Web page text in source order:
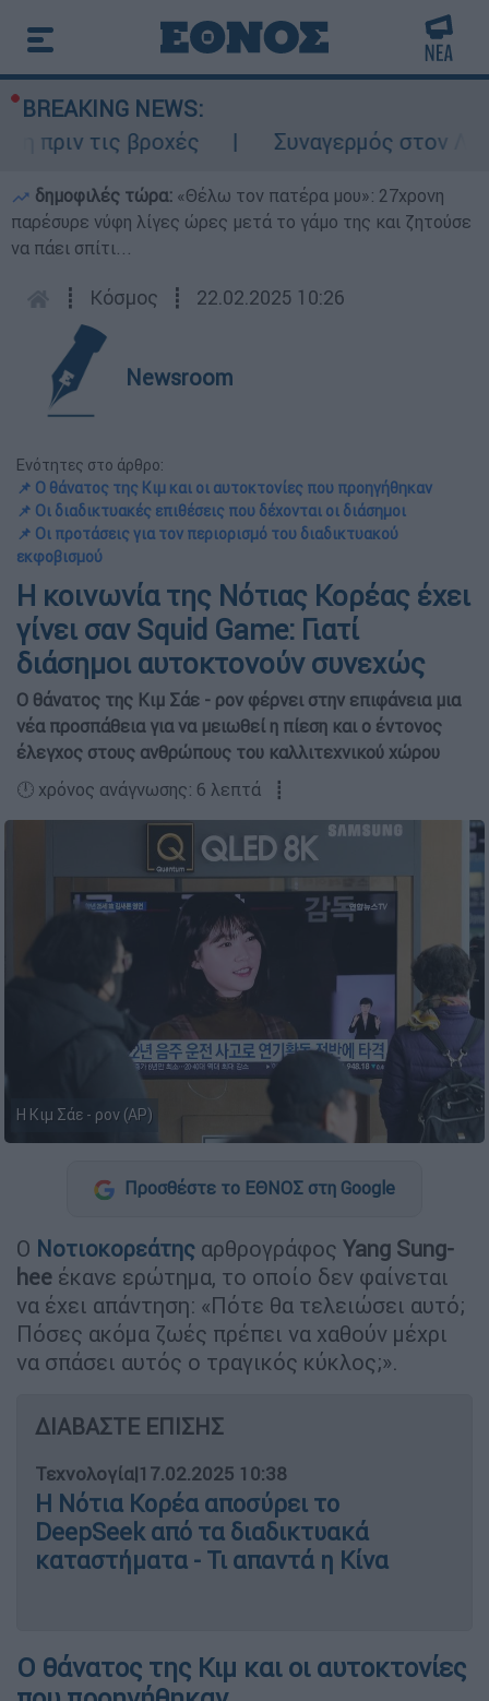
BREAKING NEWS:
τις βροχές
Συναγερμός στον
δημοφιλές τώρα: «Θέλω τον πατέρα μου»: 27χρονη
παρέσυρε νύφη λίγες ώρες μετά το γάμο της και ζητούσε
να πάει σπίτι...
┋ Κόσμος ┋ 22.02.2025 10:26
Newsroom
Ενότητες στο άρθρο:
📌 Ο θάνατος της Κιμ και οι αυτοκτονίες που προηγήθηκαν
📌 Οι διαδικτυακές επιθέσεις που δέχονται οι διάσημοι
📌 Οι προτάσεις για τον περιορισμό του διαδικτυακού
εκφοβισμού
Η κοινωνία της Νότιας Κορέας έχει
γίνει σαν Squid Game: Γιατί
διάσημοι αυτοκτονούν συνεχώς
Ο θάνατος της Κιμ Σάε - ρον φέρνει στην επιφάνεια μια
νέα προσπάθεια για να μειωθεί η πίεση και ο έντονος
έλεγχος στους ανθρώπους του καλλιτεχνικού χώρου
🕛 χρόνος ανάγνωσης: 6 λεπτά ┋
Η Κιμ Σάε - ρον (AP)
Προσθέστε το ΕΘΝΟΣ στη Google
Ο Νοτιοκορεάτης αρθρογράφος Yang Sung-
hee έκανε ερώτημα, το οποίο δεν φαίνεται
να έχει απάντηση: «Πότε θα τελειώσει αυτό;
Πόσες ακόμα ζωές πρέπει να χαθούν μέχρι
να σπάσει αυτός ο τραγικός κύκλος;».
ΔΙΑΒΑΣΤΕ ΕΠΙΣΗΣ
Τεχνολογία|17.02.2025 10:38
Η Νότια Κορέα αποσύρει το
DeepSeek από τα διαδικτυακά
καταστήματα - Τι απαντά η Κίνα
Ο θάνατος της Κιμ και οι αυτοκτονίες